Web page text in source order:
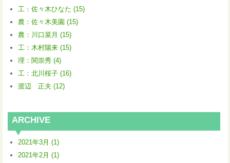
工：佐々木ひなた (15)
農：佐々木美園 (15)
農：川口菜月 (15)
工：木村陽来 (15)
理：関崇秀 (4)
工：北川桜子 (16)
渡辺 正夫 (12)
ARCHIVE
2021年3月 (1)
2021年2月 (1)